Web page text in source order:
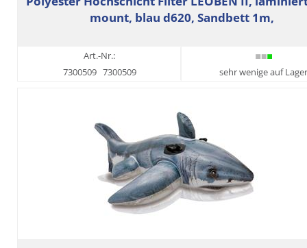
mount, blau d620, Sandbett 1m,
Art.-Nr.:
7300509 7300509 sehr wenige auf Lager